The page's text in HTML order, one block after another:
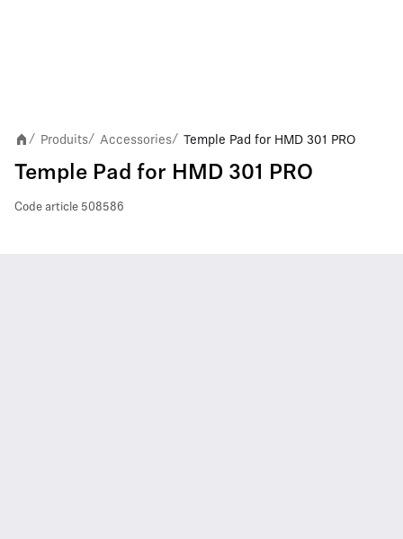
/ Produits/ Accessories/ Temple Pad for HMD 301 PRO
Temple Pad for HMD 301 PRO
Code article 508586